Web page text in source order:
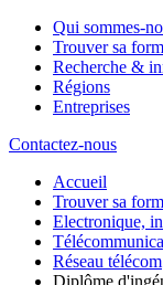
Qui sommes-
Trouver sa
Recherche &
Régions
Entreprises
Contactez-nous
Accueil
Trouver sa
Electronique,
Réseau télécom
Diplôme